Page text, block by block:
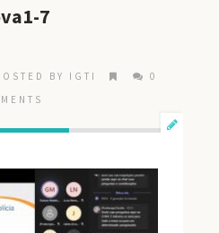
7
BY IGTI
0